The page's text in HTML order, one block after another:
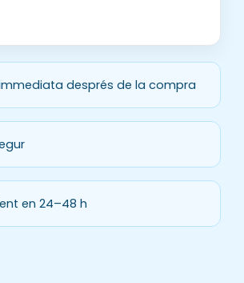
immediata després de la compra
en 24–48 h